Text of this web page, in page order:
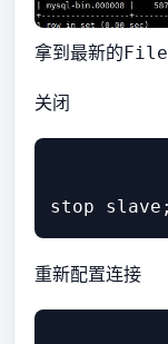
拿到最新的 File
关闭
重新配置连接